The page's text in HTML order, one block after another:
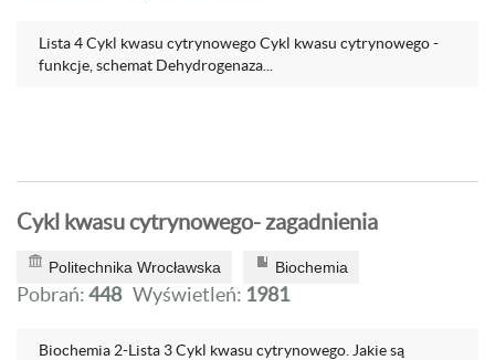
Lista 4 Cykl kwasu cytrynowego Cykl kwasu cytrynowego -
funkcje, schemat Dehydrogenaza...
Cykl kwasu cytrynowego- zagadnienia
Politechnika Wrocławska Biochemia
Pobrań:448 Wyświetleń: 1981
Biochemia 2-Lista 3 Cykl kwasu cytrynowego. Jakie są